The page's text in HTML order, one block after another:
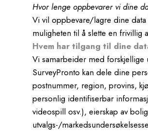
Hvor lenge oppbevarer vi dine
Vi vil oppbevare/lagre dine data
muligheten til å slette en frivillig
Hvem har tilgang til dine
Vi samarbeider med forskjellige
SurveyPronto kan dele dine
postnummer, region, provins,
personlig identifiserbar
videospill osv.), eierskap av
utvalgs-/